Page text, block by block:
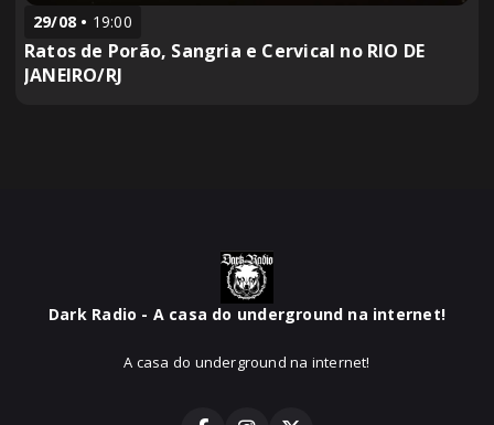
29/08 19:00
Ratos de Porão, Sangria e Cervical no RIO DE
JANEIRO/RJ
Dark Radio - A casa do underground na internet!
A casa do underground na internet!